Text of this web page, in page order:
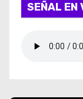
SEÑAL EN